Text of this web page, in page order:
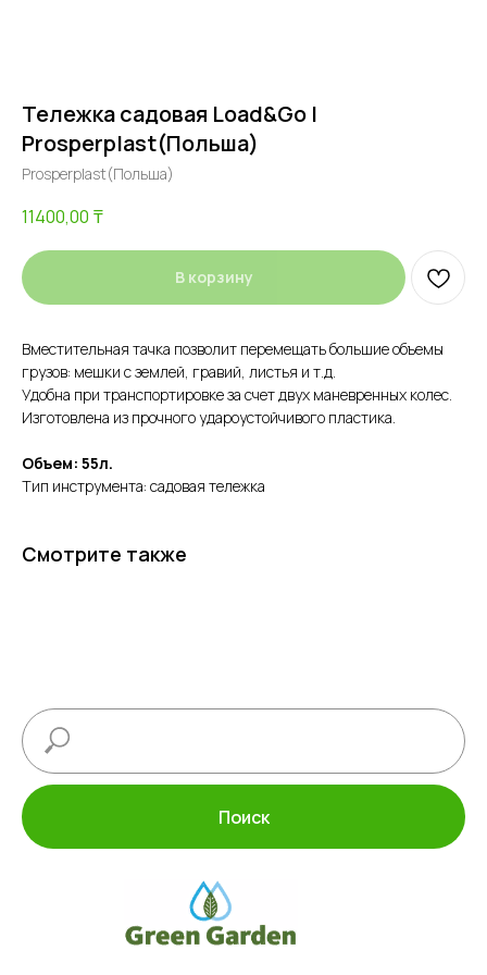
Тележка садовая Load&Go |
Prosperplast(Польша)
Prosperplast(Польша)
11400,00 ₸
В корзину
Вместительная тачка позволит перемещать большие объемы
грузов: мешки с землей, гравий, листья и т.д.
Удобна при транспортировке за счет двух маневренных колес.
Изготовлена из прочного удароустойчивого пластика.
Объем: 55л.
Тип инструмента: садовая тележка
Смотрите также
Поиск